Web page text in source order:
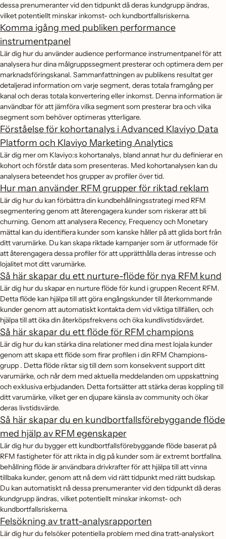
dessa prenumeranter vid den tidpunkt då deras kundgrupp ändras,
vilket potentiellt minskar inkomst- och kundbortfallsriskerna.
Komma igång med publiken performance
instrumentpanel
Lär dig hur du använder audience performance instrumentpanel för att
analysera hur dina målgruppssegment presterar och optimera dem per
marknadsföringskanal. Sammanfattningen av publikens resultat ger
detaljerad information om varje segment, deras totala framgång per
kanal och deras totala konvertering eller inkomst. Denna information är
användbar för att jämföra vilka segment som presterar bra och vilka
segment som behöver optimeras ytterligare.
Förståelse för kohortanalys i Advanced Klaviyo Data
Platform och Klaviyo Marketing Analytics
Lär dig mer om Klaviyo:s kohortanalys, bland annat hur du definierar en
kohort och förstår data som presenteras. Med kohortanalysen kan du
analysera beteendet hos grupper av profiler över tid.
Hur man använder RFM grupper för riktad reklam
Lär dig hur du kan förbättra din kundbehållningsstrategi med RFM
segmentering genom att återengagera kunder som riskerar att bli
churning. Genom att analysera Recency, Frequency och Monetary
mättal kan du identifiera kunder som kanske håller på att glida bort från
ditt varumärke. Du kan skapa riktade kampanjer som är utformade för
att återengagera dessa profiler för att upprätthålla deras intresse och
lojalitet mot ditt varumärke.
Så här skapar du ett nurture-flöde för nya RFM kund
Lär dig hur du skapar en nurture flöde för kund i gruppen Recent RFM.
Detta flöde kan hjälpa till att göra engångskunder till återkommande
kunder genom att automatiskt kontakta dem vid viktiga tillfällen, och
hjälpa till att öka din återköpsfrekvens och öka kundlivstidsvärdet.
Så här skapar du ett flöde för RFM champions
Lär dig hur du kan stärka dina relationer med dina mest lojala kunder
genom att skapa ett flöde som firar profilen i din RFM Champions-
grupp . Detta flöde riktar sig till dem som konsekvent support ditt
varumärke, och når dem med aktuella meddelanden om uppskattning
och exklusiva erbjudanden. Detta fortsätter att stärka deras koppling till
ditt varumärke, vilket ger en djupare känsla av community och ökar
deras livstidsvärde.
Så här skapar du en kundbortfallsförebyggande flöde
med hjälp av RFM egenskaper
Lär dig hur du bygger ett kundbortfallsförebyggande flöde baserat på
RFM fastigheter för att rikta in dig på kunder som är extremt bortfallna.
behållning flöde är användbara drivkrafter för att hjälpa till att vinna
tillbaka kunder, genom att nå dem vid rätt tidpunkt med rätt budskap.
Du kan automatiskt nå dessa prenumeranter vid den tidpunkt då deras
kundgrupp ändras, vilket potentiellt minskar inkomst- och
kundbortfallsriskerna.
Felsökning av tratt-analysrapporten
Lär dig hur du felsöker potentiella problem med dina tratt-analyskort